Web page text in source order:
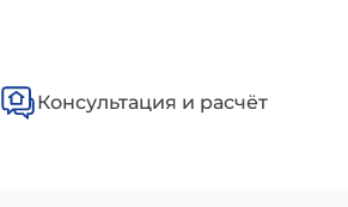
Консультация и расчёт